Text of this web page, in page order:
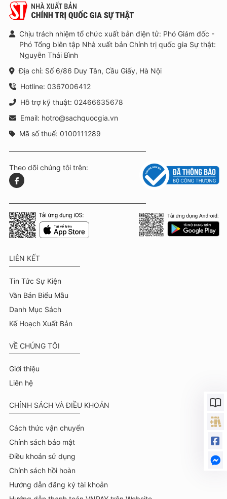
Chịu trách nhiệm tổ chức xuất bản điện tử: Phó Giám đốc -
Phó Tổng biên tập Nhà xuất bản Chính trị quốc gia Sự thật:
Nguyễn Thái Bình
Địa chỉ: Số 6/86 Duy Tân, Cầu Giấy, Hà Nội
Hotline: 0367006412
Hỗ trợ kỹ thuật: 02466635678
Email: hotro@sachquocgia.vn
Mã số thuế: 0100111289
Theo dõi chúng tôi trên:
LIÊN KẾT
Tin Tức Sự Kiện
Văn Bản Biểu Mẫu
Danh Mục Sách
Kế Hoạch Xuất Bản
VỀ CHÚNG TÔI
Giới thiệu
Liên hệ
CHÍNH SÁCH VÀ ĐIỀU KHOẢN
Cách thức vận chuyển
Chính sách bảo mật
Điều khoản sử dụng
Chính sách hồi hoàn
Hướng dẫn đăng ký tài khoản